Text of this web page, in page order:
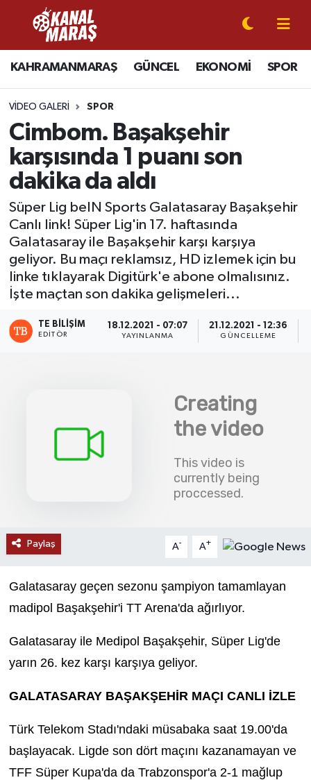
KAHRAMANMARAŞ GÜNCEL EKONOMİ SPOR
VIDEO GALERI SPOR
Cimbom. Başakşehir
karşısında 1 puanı son
dakika da aldı
Süper Lig beIN Sports Galatasaray Başakşehir
Canlı link! Süper Lig'in 17. haftasında
Galatasaray ile Başakşehir karşı karşıya
geliyor. Bu maçı reklamsız, HD izlemek için bu
linke tıklayarak Digitürk'e abone olmalısınız.
İşte maçtan son dakika gelişmeleri...
TE BILIŞIM
EDITÖR
18.12.2021 - 07:07
YAYINLANMA
21.12.2021 - 12:36
GÜNCELLEME
Paylaş A- A+
Galatasaray geçen sezonu şampiyon tamamlayan
madipol Başakşehir'i TT Arena'da ağırlıyor.
Galatasaray ile Medipol Başakşehir, Süper Lig'de
yarın 26. kez karşı karşıya geliyor.
GALATASARAY BAŞAKŞEHİR MAÇI CANLI İZLE
Türk Telekom Stadı'ndaki müsabaka saat 19.00'da
başlayacak. Ligde son dört maçını kazanamayan ve
TFF Süper Kupa'da da Trabzonspor'a 2-1 mağlup
CANLI YAYIN
KAHRAMANMARAŞ
GÜNCEL
SPOR
EKONOMİ
GÜNDEM
MAGAZİN
SAĞLIK
TREND
MEDYA
OTOMOTİV
YAŞAM
KÜLTÜR SANAT
Kahramanmaraş Nöbetçi Eczaneler
Kahramanmaraş Hava Durumu
Kahramanmaraş Namaz Vakitleri
Kahramanmaraş Trafik Yoğunluk Haritası
Tüm Manşetler
Son Dakika Haberleri
Haber Arşivi